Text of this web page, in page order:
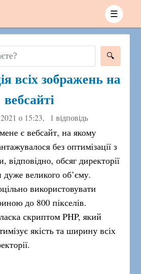
☰
всіх зображень на
вебсайті
о 15:23, 1 відповідь
є вебсайт, на якому
без оптимізації з
відповідно, обсяг директорії
дуже великого об’єму.
використовувати
до 800 пікселів.
скриптом PHP, який
якість та ширину всіх